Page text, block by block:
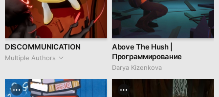
DISCOMMUNICATION
Multiple Authors
Above The Hush |
Программирование
Darya Kizenkova